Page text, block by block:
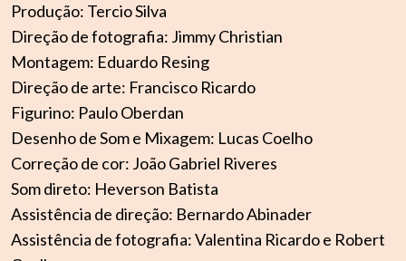
Produção: Tercio Silva
Direção de fotografia: Jimmy Christian
Montagem: Eduardo Resing
Direção de arte: Francisco Ricardo
Figurino: Paulo Oberdan
Desenho de Som e Mixagem: Lucas Coelho
Correção de cor: João Gabriel Riveres
Som direto: Heverson Batista
Assistência de direção: Bernardo Abinader
Assistência de fotografia: Valentina Ricardo e Robert